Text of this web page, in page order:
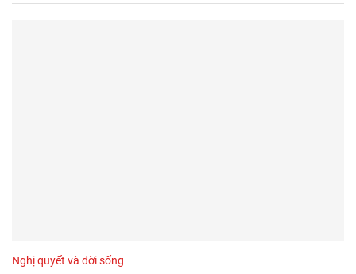
Nghị quyết và đời sống